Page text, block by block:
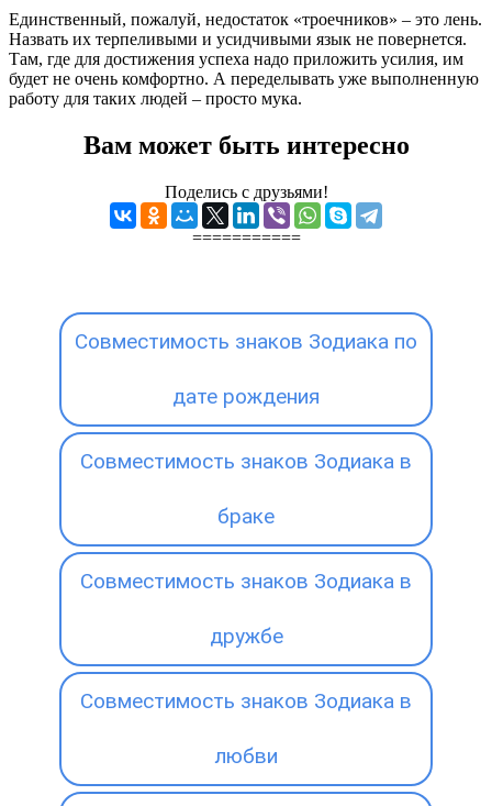
Единственный, пожалуй, недостаток «троечников» – это лень.
Назвать их терпеливыми и усидчивыми язык не повернется.
Там, где для достижения успеха надо приложить усилия, им
будет не очень комфортно. А переделывать уже выполненную
работу для таких людей – просто мука.
Вам может быть интересно
Поделись с друзьями!
===========
Совместимость знаков Зодиака по
дате рождения
Совместимость знаков Зодиака в
браке
Совместимость знаков Зодиака в
дружбе
Совместимость знаков Зодиака в
любви